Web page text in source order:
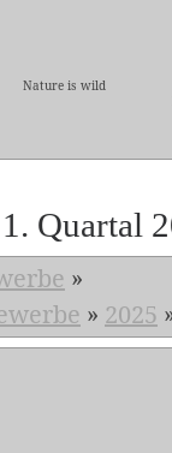
Nature is wild
Quartal
»
» 2025